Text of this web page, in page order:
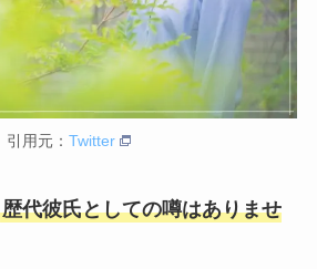
引用元： Twitter
歴代彼氏としての噂はありませ